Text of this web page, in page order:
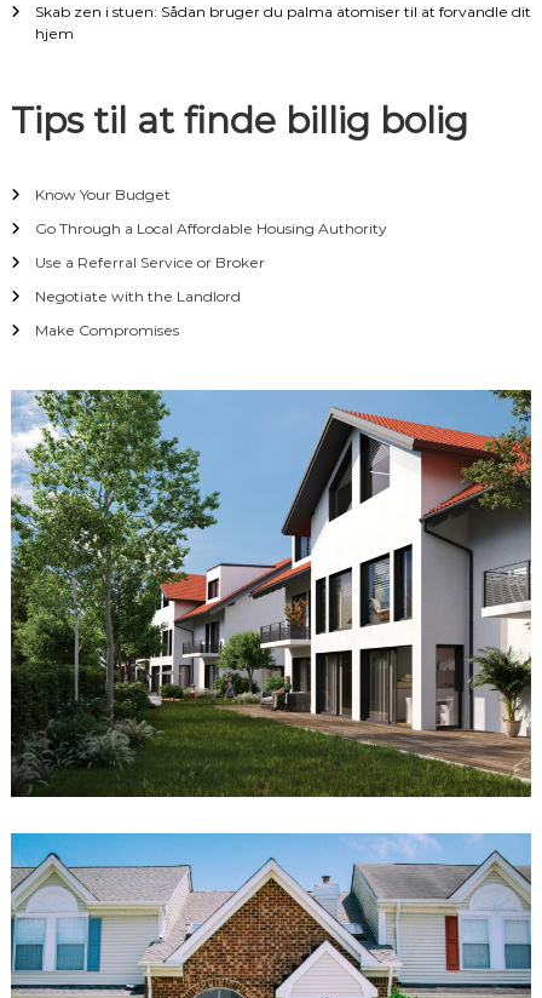
t
o
n
Skab zen i stuen: Sådan bruger du palma atomiser til at forvandle dit
hjem
Tips til at finde billig bolig
Know Your Budget
Go Through a Local Affordable Housing Authority
Use a Referral Service or Broker
Negotiate with the Landlord
Make Compromises